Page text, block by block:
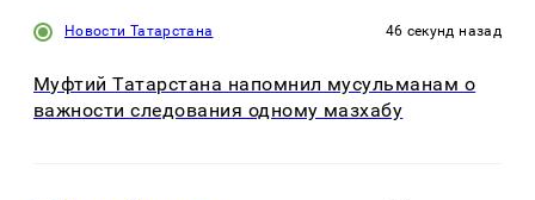
Новости Татарстана 46 секунд назад
Муфтий Татарстана напомнил мусульманам о
важности следования одному мазхабу